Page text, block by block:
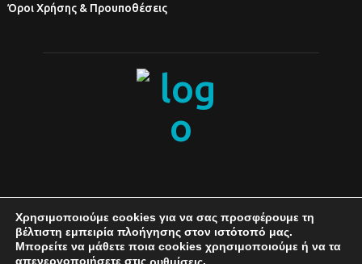
Όροι Χρήσης & Προυποθέσεις
Χρησιμοποιούμε cookies για να σας προσφέρουμε τη
βέλτιστη εμπειρία πλοήγησης στον ιστότοπό μας.
Μπορείτε να μάθετε ποια cookies χρησιμοποιούμε ή να τα
απενεργοποιήσετε στις
.